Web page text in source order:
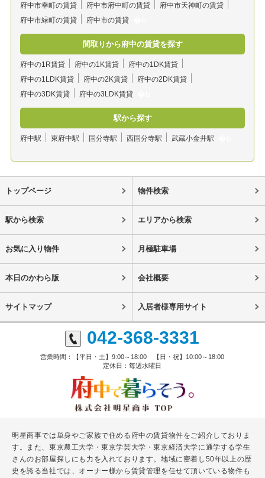
府中市幸町の賃貸
府中市府中町の賃貸
府中市天神町の賃貸
府中市緑町の賃貸
府中市の賃貸
間取りから府中の賃貸を探す
府中の1R賃貸 府中の1K賃貸
府中の1DK賃貸
府中の1LDK賃貸
府中の2K賃貸
府中の2DK賃貸
府中の3DK賃貸
府中の3LDK賃貸
駅から探す
府中駅 東府中駅 国分寺駅 西国分寺駅 武蔵小金井駅
トップページ 物件検索
駅から検索 エリアから検索
お気に入り物件 月極駐車場
本日のかわら版 会社概要
サイトマップ 入居者様専用サイト
042-368-3331
営業時間：【平日・土】9:00～18:00 【日・祝】10:00～18:00
定休日：毎週水曜日
明星商事では単身やご家族で住める府中の賃貸物件をご紹介しておりま
す。また、東京農工大学・東京学芸大学・東京経済大学に通学する学生
さんのお部屋探しにも力を入れております。地域に密着し50年以上の歴
史を誇る当社では、オーナー様から賃貸管理を任せて頂いている物件も